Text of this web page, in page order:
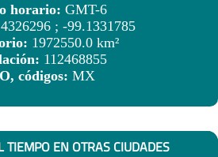
horario: GMT-6
; -99.1331785
1972550.0 km²
112468855
códigos: MX
TIEMPO EN OTRAS CIUDADES